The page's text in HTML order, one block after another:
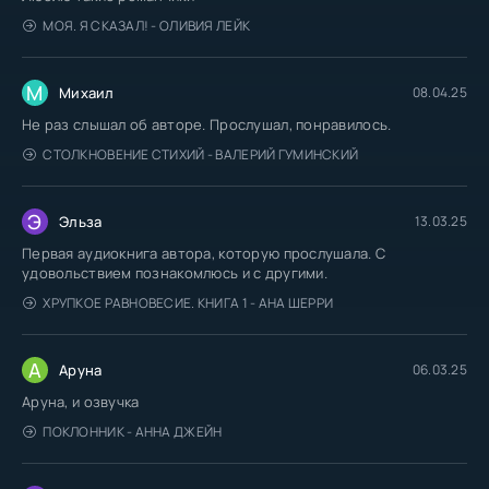
МОЯ. Я СКАЗАЛ! - ОЛИВИЯ ЛЕЙК
М Михаил 08.04.25
Не раз слышал об авторе. Прослушал, понравилось.
СТОЛКНОВЕНИЕ СТИХИЙ - ВАЛЕРИЙ ГУМИНСКИЙ
Э Эльза 13.03.25
Первая аудиокнига автора, которую прослушала. С
удовольствием познакомлюсь и с другими.
ХРУПКОЕ РАВНОВЕСИЕ. КНИГА 1 - АНА ШЕРРИ
А Аруна 06.03.25
Аруна, и озвучка
ПОКЛОННИК - АННА ДЖЕЙН